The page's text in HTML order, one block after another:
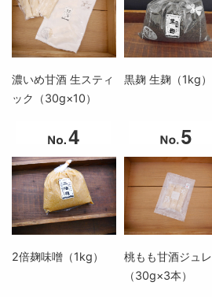
濃いめ甘酒 生スティ
ック（30g×10）
黒麹 生麹（1kg）
2倍麹味噌（1kg）
桃もも甘酒ジュレ
（30g×3本）